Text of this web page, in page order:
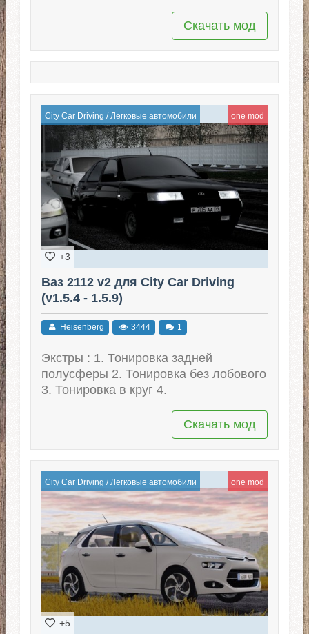
Скачать мод
City Car Driving / Легковые автомобили one mod
+3
Ваз 2112 v2 для City Car Driving
(v1.5.4 - 1.5.9)
Heisenberg 3444 1
Экстры : 1. Тонировка задней
полусферы 2. Тонировка без лобового
3. Тонировка в круг 4.
Скачать мод
City Car Driving / Легковые автомобили one mod
+5